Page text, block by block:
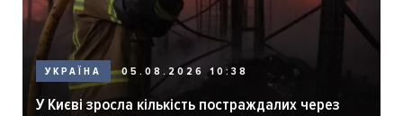
УКРАЇНА 05.08.2026 10:38
У Києві зросла кількість постраждалих через